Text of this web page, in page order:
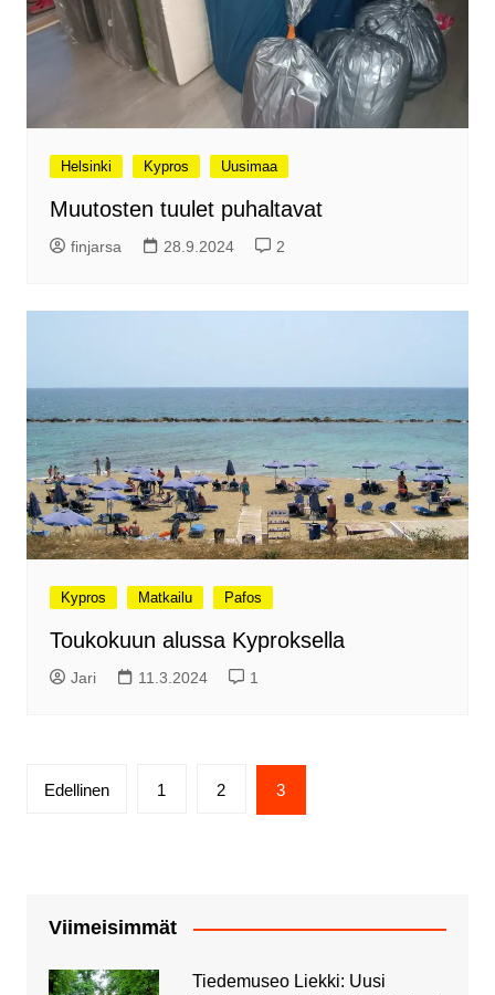
Helsinki Kypros Uusimaa
Muutosten tuulet puhaltavat
finjarsa 28.9.2024 2
Kypros Matkailu Pafos
Toukokuun alussa Kyproksella
Jari 11.3.2024 1
Artikkelien
Edellinen 1 2 3
Viimeisimmät
Tiedemuseo Liekki: Uusi